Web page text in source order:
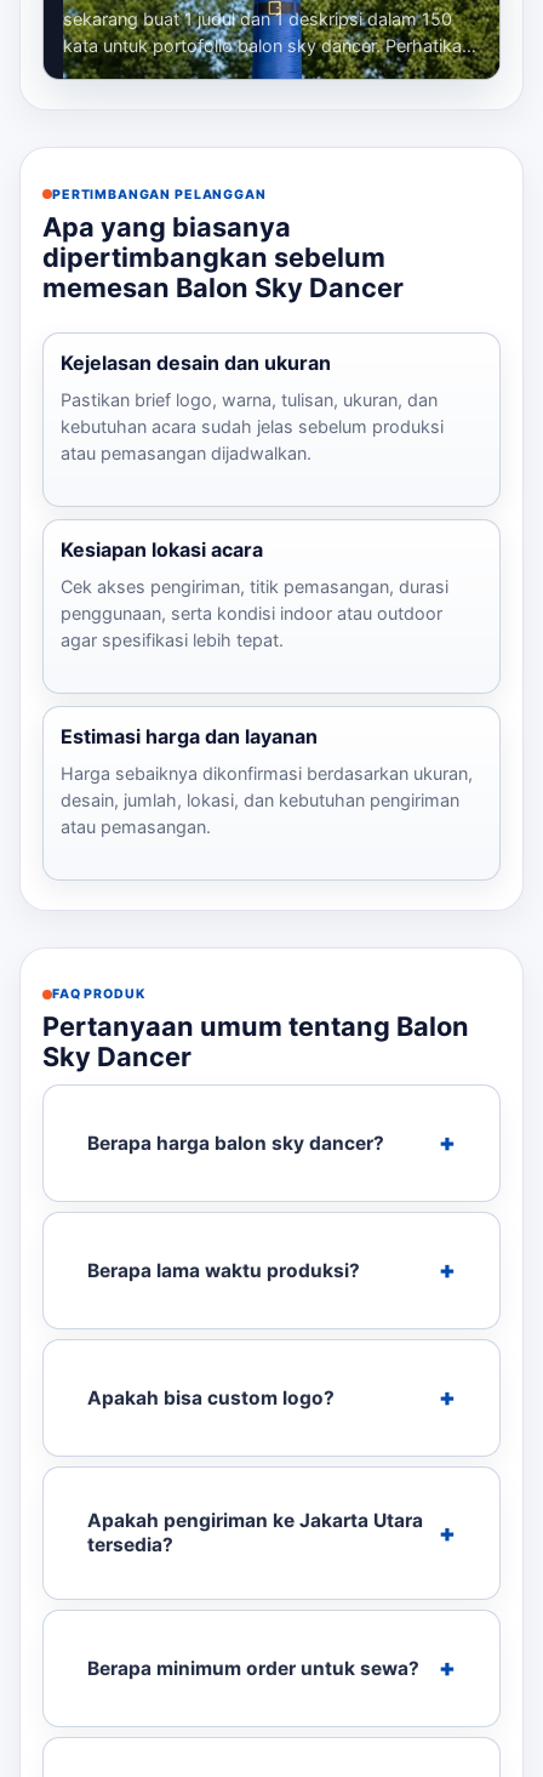
sekarang buat 1 judul dan 1 deskripsi dalam 150
kata untuk portofolio balon sky dancer. Perhatikan
bahwa kita sudah membuat banyak...
PERTIMBANGAN PELANGGAN
Apa yang biasanya
dipertimbangkan sebelum
memesan Balon Sky Dancer
Kejelasan desain dan ukuran
Pastikan brief logo, warna, tulisan, ukuran, dan
kebutuhan acara sudah jelas sebelum produksi
atau pemasangan dijadwalkan.
Kesiapan lokasi acara
Cek akses pengiriman, titik pemasangan, durasi
penggunaan, serta kondisi indoor atau outdoor
agar spesifikasi lebih tepat.
Estimasi harga dan layanan
Harga sebaiknya dikonfirmasi berdasarkan ukuran,
desain, jumlah, lokasi, dan kebutuhan pengiriman
atau pemasangan.
FAQ PRODUK
Pertanyaan umum tentang Balon
Sky Dancer
Berapa harga balon sky dancer?
Berapa lama waktu produksi?
Apakah bisa custom logo?
Apakah pengiriman ke Jakarta Utara
tersedia?
Berapa minimum order untuk sewa?